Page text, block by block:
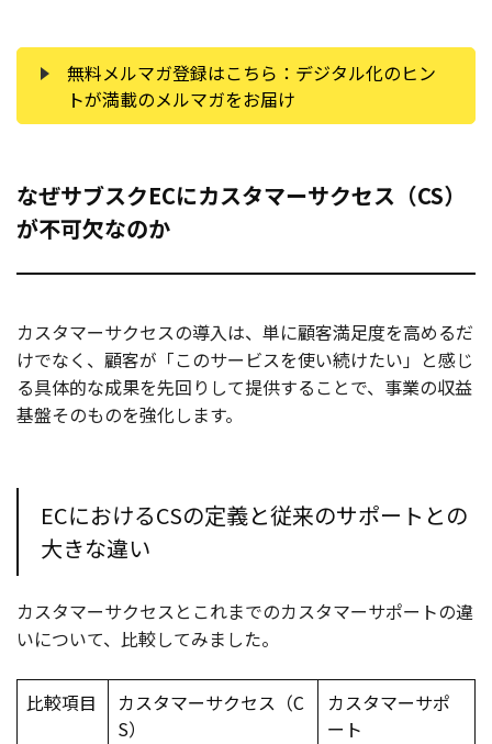
無料メルマガ登録はこちら：デジタル化のヒン
トが満載のメルマガをお届け
なぜサブスクECにカスタマーサクセス（CS）
が不可欠なのか
カスタマーサクセスの導入は、単に顧客満足度を高めるだ
けでなく、顧客が「このサービスを使い続けたい」と感じ
る具体的な成果を先回りして提供することで、事業の収益
基盤そのものを強化します。
ECにおけるCSの定義と従来のサポートとの
大きな違い
カスタマーサクセスとこれまでのカスタマーサポートの違
いについて、比較してみました。
比較項目
カスタマーサクセス（C
S）
カスタマーサポ
ート